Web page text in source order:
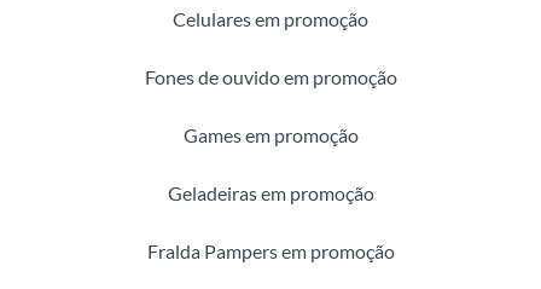
Celulares em promoção
Fones de ouvido em promoção
Games em promoção
Geladeiras em promoção
Fralda Pampers em promoção